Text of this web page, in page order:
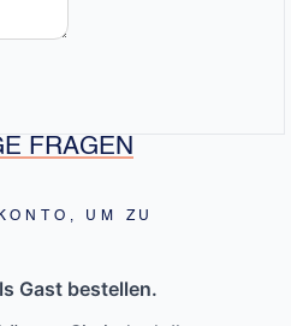
FRAGEN
UM ZU
Gast bestellen.